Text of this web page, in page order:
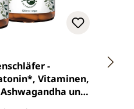
von 5 von 5
-
Vitaminen,
und